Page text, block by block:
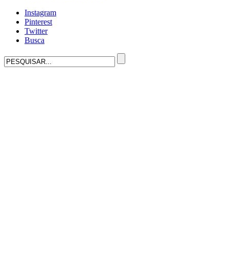
Instagram
Pinterest
Twitter
Busca